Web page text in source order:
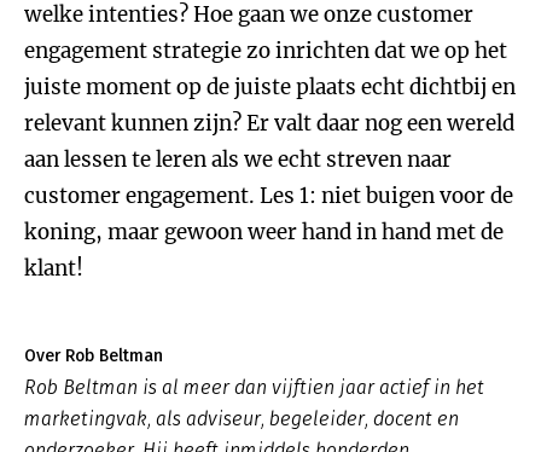
welke intenties? Hoe gaan we onze customer
engagement strategie zo inrichten dat we op het
juiste moment op de juiste plaats echt dichtbij en
relevant kunnen zijn? Er valt daar nog een wereld
aan lessen te leren als we echt streven naar
customer engagement. Les 1: niet buigen voor de
koning, maar gewoon weer hand in hand met de
klant!
Over Rob Beltman
Rob Beltman is al meer dan vijftien jaar actief in het
marketingvak, als adviseur, begeleider, docent en